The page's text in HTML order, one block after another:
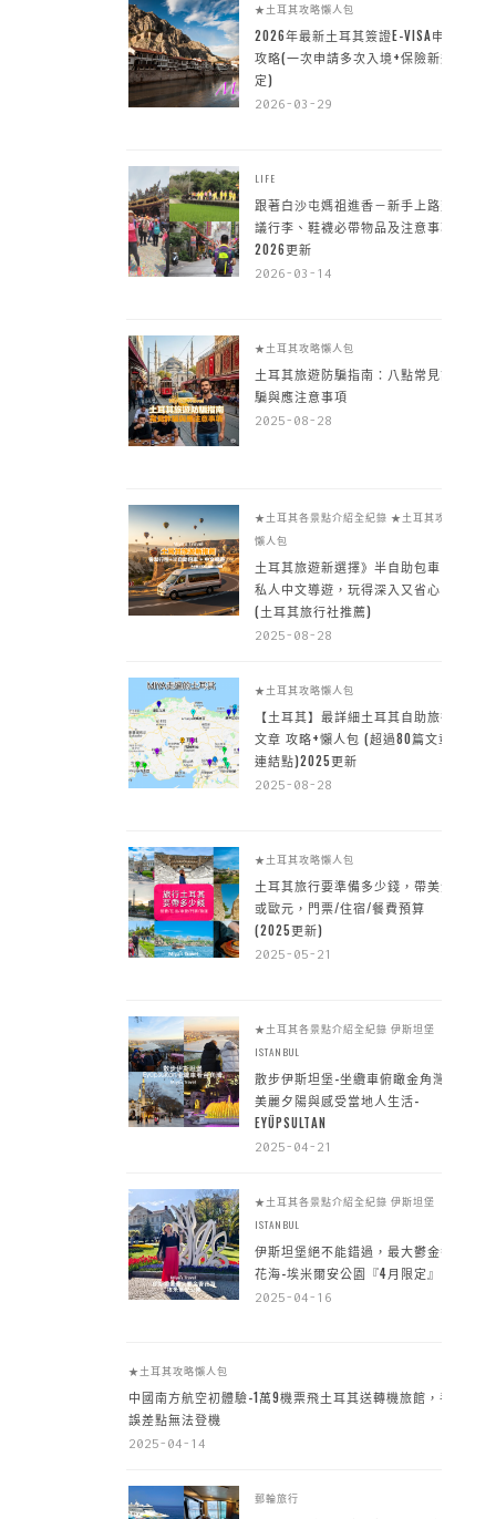
★土耳其攻略懶人包
2026年最新土耳其簽證E-VISA申請
攻略(一次申請多次入境+保險新規
定)
2026-03-29
LIFE
跟著白沙屯媽祖進香－新手上路建
議行李、鞋襪必帶物品及注意事項
2026更新
2026-03-14
★土耳其攻略懶人包
土耳其旅遊防騙指南：八點常見詐
騙與應注意事項
2025-08-28
★土耳其各景點介紹全紀錄 ★土耳其攻略
懶人包
土耳其旅遊新選擇》半自助包車 +
私人中文導遊，玩得深入又省心
(土耳其旅行社推薦)
2025-08-28
★土耳其攻略懶人包
【土耳其】最詳細土耳其自助旅行
文章 攻略+懶人包 (超過80篇文章~
連結點)2025更新
2025-08-28
★土耳其攻略懶人包
土耳其旅行要準備多少錢，帶美金
或歐元，門票/住宿/餐費預算
(2025更新)
2025-05-21
★土耳其各景點介紹全紀錄 伊斯坦堡
ISTANBUL
散步伊斯坦堡-坐纜車俯瞰金角灣
美麗夕陽與感受當地人生活-
EYÜPSULTAN
2025-04-21
★土耳其各景點介紹全紀錄 伊斯坦堡
ISTANBUL
伊斯坦堡絕不能錯過，最大鬱金香
花海-埃米爾安公園『4月限定』
2025-04-16
★土耳其攻略懶人包
中國南方航空初體驗-1萬9機票飛土耳其送轉機旅館，手
誤差點無法登機
2025-04-14
郵輪旅行